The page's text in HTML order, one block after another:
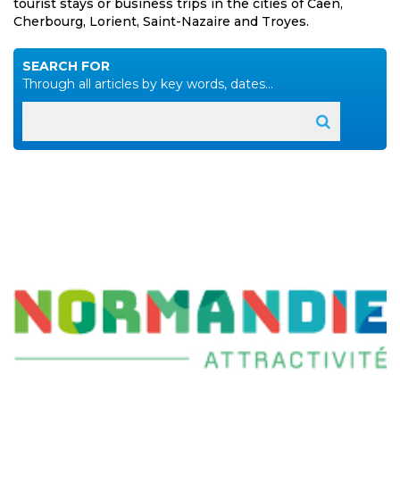
tourist stays or business trips in the cities of Caen,
Cherbourg, Lorient, Saint-Nazaire and Troyes.
SEARCH FOR
Through all articles by key words, dates...